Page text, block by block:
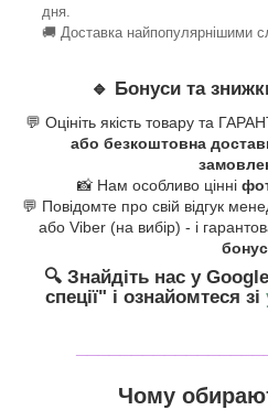
дня.
🚚 Доставка найпопулярнішими
🔹 Бонуси та
💬 Оцініть якість товару та
або безкоштовна
📸 Нам особливо цінні
💬 Повідомте про свій відгук
або Viber (на вибір) - і
🔍 Знайдіть нас у
спеції" і ознайомтеся зі
Чому